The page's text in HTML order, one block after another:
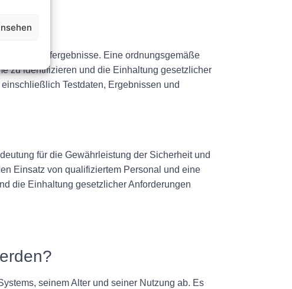
der Prüfergebnisse. Eine ordnungsgemäße
zu identifizieren und die Einhaltung gesetzlicher
Testdaten, Ergebnissen und
für die Gewährleistung der Sicherheit und
Einsatz von qualifiziertem Personal und eine
die Einhaltung gesetzlicher Anforderungen
seinem Alter und seiner Nutzung ab. Es